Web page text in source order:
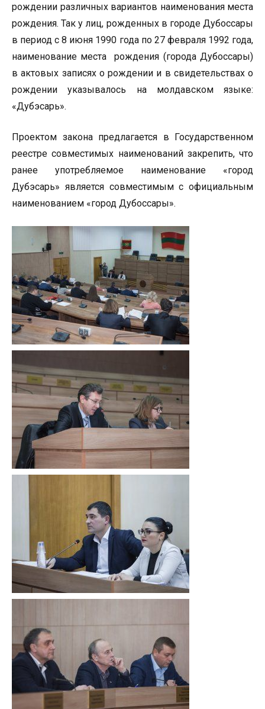
рождении различных вариантов наименования места
рождения. Так у лиц, рожденных в городе Дубоссары
в период с 8 июня 1990 года по 27 февраля 1992 года,
наименование места рождения (города Дубоссары)
в актовых записях о рождении и в свидетельствах о
рождении указывалось на молдавском языке:
«Дубэсарь».
Проектом закона предлагается в Государственном
реестре совместимых наименований закрепить, что
ранее употребляемое наименование «город
Дубэсарь» является совместимым с официальным
наименованием «город Дубоссары».